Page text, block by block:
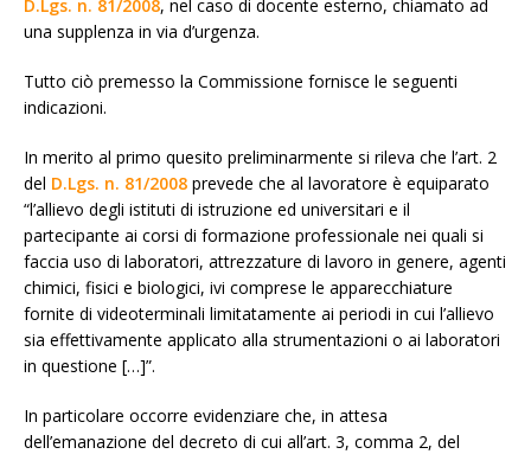
D.Lgs. n. 81/2008, nel caso di docente esterno, chiamato ad
una supplenza in via d’urgenza.
Tutto ciò premesso la Commissione fornisce le seguenti
indicazioni.
In merito al primo quesito preliminarmente si rileva che l’art. 2
del D.Lgs. n. 81/2008 prevede che al lavoratore è equiparato
“l’allievo degli istituti di istruzione ed universitari e il
partecipante ai corsi di formazione professionale nei quali si
faccia uso di laboratori, attrezzature di lavoro in genere, agenti
chimici, fisici e biologici, ivi comprese le apparecchiature
fornite di videoterminali limitatamente ai periodi in cui l’allievo
sia effettivamente applicato alla strumentazioni o ai laboratori
in questione […]”.
In particolare occorre evidenziare che, in attesa
dell’emanazione del decreto di cui all’art. 3, comma 2, del